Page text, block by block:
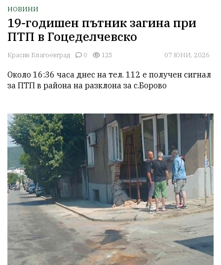
НОВИНИ
19-годишен пътник загина при
ПТП в Гоцеделчевско
Красив Благоевград 0 125 07 ЮНИ, 2026
Около 16:36 часа днес на тел. 112 е получен сигнал
за ПТП в района на разклона за с.Борово